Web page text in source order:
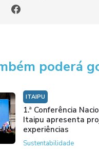
poderá
ITAIPU
1.ª Conferência
Itaipu apresenta
experiências
Sustentabilidade